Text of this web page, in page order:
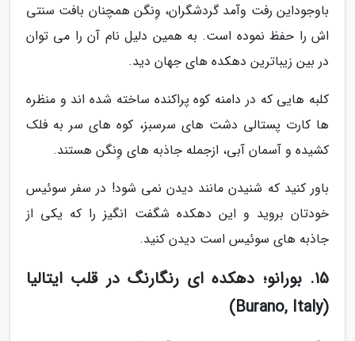
باوجوداین رفت وآمد گردشگران، وِنگن همچنان بافت سنتی
اش را حفظ نموده است. به همین دلیل نام آن را می توان
در بین زیباترین دهکده های جهان دید.
کلبه هایی که در دامنه کوه پراکنده ساخته شده اند و منظره
ها کارت پستالی دشت های سرسبز، کوه های سر به فلک
کشیده و آسمان آبی، ازجمله جاذبه های وِنگن هستند.
باور کنید که شنیدن مانند دیدن نمی شود! در سفر سوئیس
خودتان بروید و این دهکده شگفت انگیز را که یکی از
جاذبه های سوئیس است دیدن کنید.
15. بورانو؛ دهکده ای رنگارنگ در قلب ایتالیا
(Burano, Italy)